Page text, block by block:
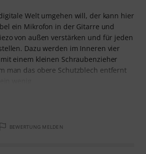
Welt umgehen will, der kann hier
ein Mikrofon in der Gitarre und
von außen verstärken und für jeden
Dazu werden im Inneren vier
einem kleinen Schraubenzieher
man das obere Schutzblech entfernt
BEWERTUNG MELDEN